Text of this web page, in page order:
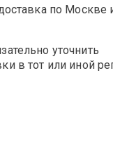
по Москве
уточнить
в тот или иной